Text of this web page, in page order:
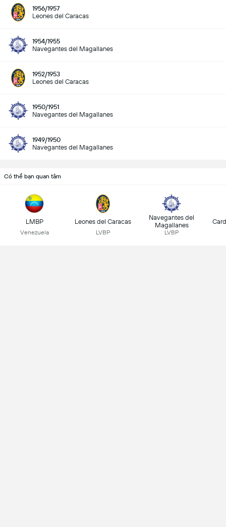
1956/1957
Leones del Caracas
1954/1955
Navegantes del Magallanes
1952/1953
Leones del Caracas
1950/1951
Navegantes del Magallanes
1949/1950
Navegantes del Magallanes
Có thể bạn quan tâm
LMBP
Venezuela
Leones del Caracas
LVBP
Navegantes del
Magallanes
LVBP